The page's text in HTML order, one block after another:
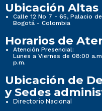
Ubicación Altas
Calle 12 No 7 - 65, Palacio
Bogotá - Colombia
Horarios de
Atención Presencial:
Lunes a Viernes de 08:00
p.m.
Ubicación de
y Sedes
Directorio Nacional